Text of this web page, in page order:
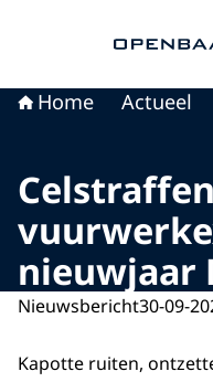
Home Actueel
nieuwjaar
Nieuwsbericht30-09-
Kapotte ruiten,